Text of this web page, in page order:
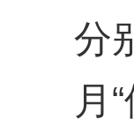
分
月